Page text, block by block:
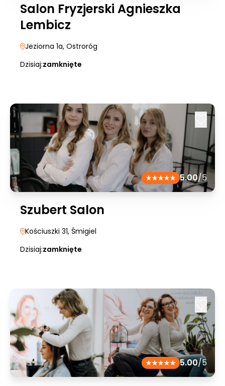
Salon Fryzjerski Agnieszka
Lembicz
Jeziorna 1a, Ostroróg
Dzisiaj:zamknięte
5.00/5
Szubert Salon
Kościuszki 31, Śmigiel
Dzisiaj:zamknięte
5.00/5